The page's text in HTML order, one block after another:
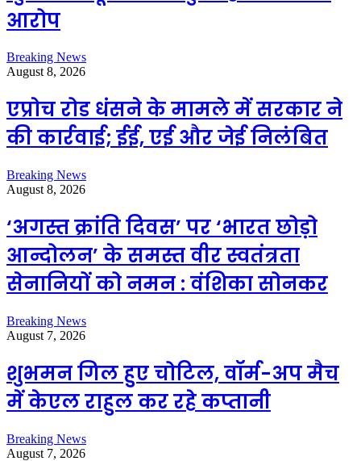
आरोप
Breaking News
August 8, 2026
एप्राेच रोड धंसने के मामले में सरकार ने
की कार्रवाई; ईई, एई और जेई निलंबित
Breaking News
August 8, 2026
‘अगस्त क्रांति दिवस’ पर ‘भारत छोड़ो
आन्दोलन’ के समस्त वीर स्वतंत्रता
सेनानियों को नमन : वंशिका सोनकर
Breaking News
August 7, 2026
शुभमन गिल हुए चोटिल, वॉर्म-अप मैच
में केएल राहुल कर रहे कप्तानी
Breaking News
August 7, 2026